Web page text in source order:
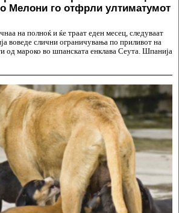
Мелони го отфрли ултиматумот
на полноќ и ќе траат еден месец, следуваат
воведе слични ограничувања по приливот на
од мароко во шпанската енклава Сеута. Шпанија